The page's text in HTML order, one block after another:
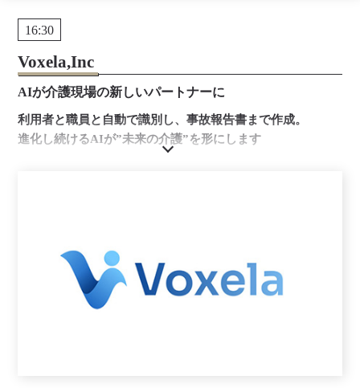
16:30
Voxela,Inc
AIが介護現場の新しいパートナーに
利用者と職員と自動で識別し、事故報告書まで作成。
進化し続けるAIが”未来の介護”を形にします